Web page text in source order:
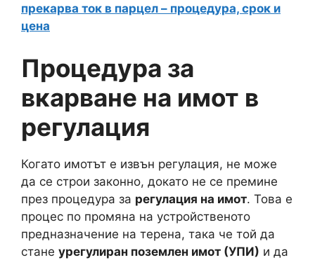
прекарва ток в парцел – процедура, срок и
цена
Процедура за
вкарване на имот в
регулация
Когато имотът е извън регулация, не може
да се строи законно, докато не се премине
през процедура за регулация на имот. Това е
процес по промяна на устройственото
предназначение на терена, така че той да
стане урегулиран поземлен имот (УПИ) и да